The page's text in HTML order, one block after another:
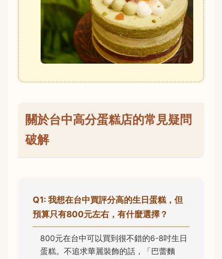
關於台中高分蛋糕店的常見疑問
破解
Q1: 我想在台中買評分高的生日蛋糕，但
預算只有800元左右，有什麼選擇？
800元在台中可以買到很不錯的6-8吋生日
蛋糕。不追求華麗裝飾的話，「巴蕾麵